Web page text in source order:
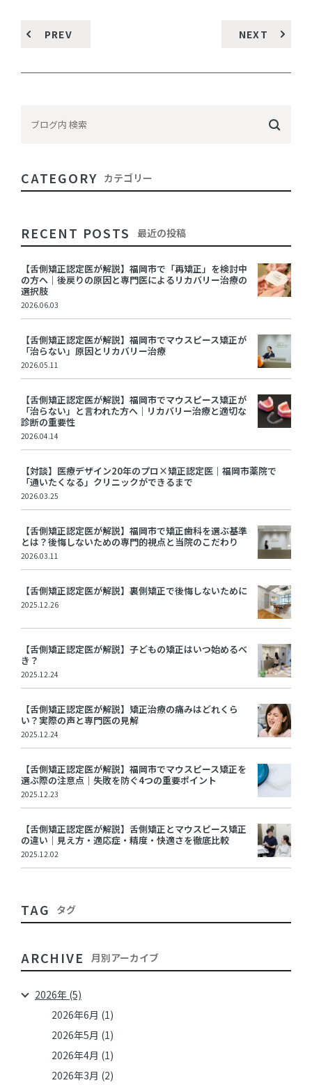
PREV NEXT
CATEGORY カテゴリー
RECENT POSTS 最近の投稿
【舌側矯正認定医が解説】福岡市で「再矯正」を検討中
の方へ｜後戻りの原因と専門医によるリカバリー治療の
選択肢
2026.06.03
【舌側矯正認定医が解説】福岡市でマウスピース矯正が
「治らない」原因とリカバリー治療
2026.05.11
【舌側矯正認定医が解説】福岡市でマウスピース矯正が
「治らない」と言われた方へ｜リカバリー治療と適切な
診断の重要性
2026.04.14
【対談】医療デザイン20年のプロ×矯正認定医｜福岡市薬院で
「通いたくなる」クリニックができるまで
2026.03.25
【舌側矯正認定医が解説】福岡市で矯正歯科を選ぶ基準
とは？後悔しないための専門的視点と当院のこだわり
2026.03.11
【舌側矯正認定医が解説】裏側矯正で後悔しないために
2025.12.26
【舌側矯正認定医が解説】子どもの矯正はいつ始めるべ
き？
2025.12.24
【舌側矯正認定医が解説】矯正治療の痛みはどれくら
い？実際の声と専門医の見解
2025.12.24
【舌側矯正認定医が解説】福岡市でマウスピース矯正を
選ぶ際の注意点｜失敗を防ぐ4つの重要ポイント
2025.12.23
【舌側矯正認定医が解説】舌側矯正とマウスピース矯正
の違い｜見え方・適応症・精度・快適さを徹底比較
2025.12.02
TAG タグ
ARCHIVE 月別アーカイブ
2026年 (5)
2026年6月 (1)
2026年5月 (1)
2026年4月 (1)
2026年3月 (2)